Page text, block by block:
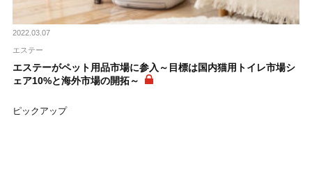
2022.03.07
エステー
エステーがペット用品市場に参入～目標は国内猫用トイレ市場シ
ェア10%と海外市場の開拓～
ピックアップ